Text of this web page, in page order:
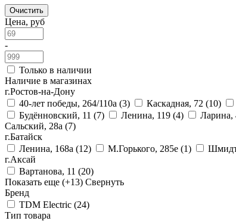
Очистить
Цена, руб
-
Только в наличии
Наличие в магазинах
г.Ростов-на-Дону
40-лет победы, 264/110а (3) Каскадная, 72 (10)
Будённовский, 11 (7) Ленина, 119 (4) Ларина,
Сальский, 28a (7)
г.Батайск
Ленина, 168а (12) М.Горького, 285е (1)
г.Аксай
Вартанова, 11 (20)
Показать еще (+13) Свернуть
Бренд
TDM Electric (24)
Тип товара